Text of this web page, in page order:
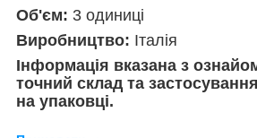
Об'єм: 3 одиниці
Виробництво: Італія
Інформація вказана з
точний склад та
на упаковці.